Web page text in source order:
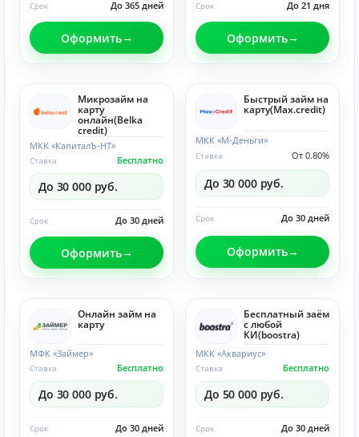
До 365 дней
Срок
Оформить
До 21 дня
Срок
Оформить
Микрозайм на
карту
онлайн(Belka
credit)
МКК «КапиталЪ-НТ»
Бесплатно
Ставка
До 30 000 руб.
До 30 дней
Срок
Оформить
Быстрый займ на
карту(Max.credit)
МКК «М-Деньги»
От 0.80%
Ставка
До 30 000 руб.
До 30 дней
Срок
Оформить
Онлайн займ на
карту
МФК «Займер»
Бесплатно
Ставка
До 30 000 руб.
До 30 дней
Срок
Бесплатный заём
с любой
КИ(boostra)
МКК «Аквариус»
Бесплатно
Ставка
До 50 000 руб.
До 30 дней
Срок